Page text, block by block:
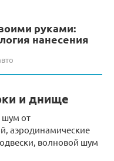
руками:
нанесения
и днище
шум от
аэродинамические
волновой шум